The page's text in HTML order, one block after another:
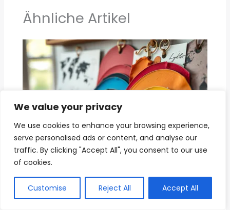
We value your privacy
We use cookies to enhance your browsing experience,
serve personalised ads or content, and analyse our
traffic. By clicking "Accept All", you consent to our use
of cookies.
Customise Reject All Accept All
Ähnliche Artikel
Schöner Wohnen Farbe – Premium
Wandgestaltung